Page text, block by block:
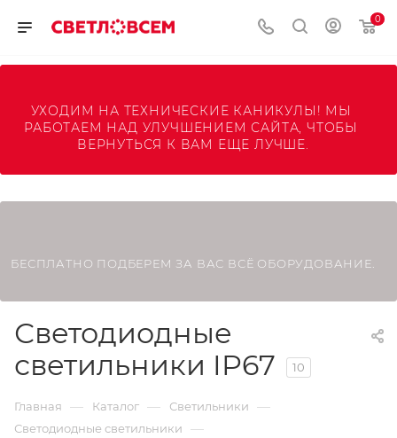
0
УХОДИМ НА ТЕХНИЧЕСКИЕ КАНИКУЛЫ! МЫ
РАБОТАЕМ НАД УЛУЧШЕНИЕМ САЙТА, ЧТОБЫ
ВЕРНУТЬСЯ К ВАМ ЕЩЕ ЛУЧШЕ.
БЕСПЛАТНО ПОДБЕРЕМ ЗА ВАС ВСЁ ОБОРУДОВАНИЕ.
Светодиодные
светильники IP67
10
Главная — Каталог — Светильники —
Светодиодные светильники —